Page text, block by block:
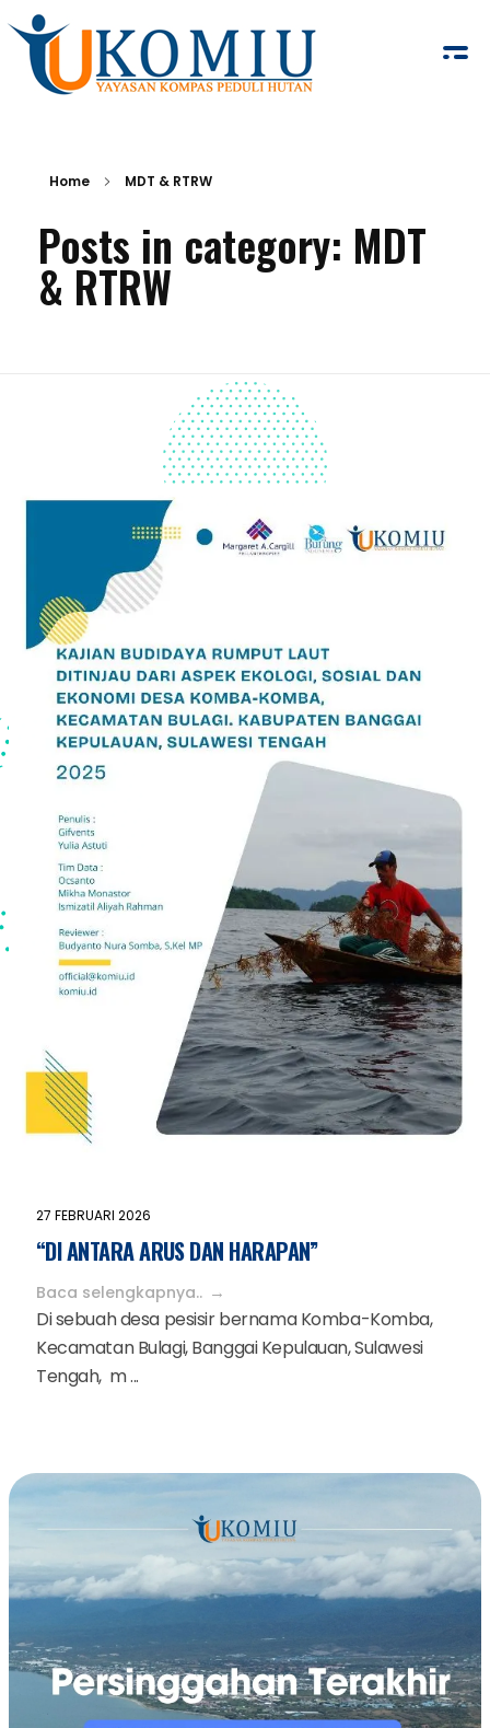
Home MDT & RTRW
Posts in category: MDT
& RTRW
27 FEBRUARI 2026
“DI ANTARA ARUS DAN HARAPAN”
Baca selengkapnya..
Di sebuah desa pesisir bernama Komba-Komba,
Kecamatan Bulagi, Banggai Kepulauan, Sulawesi
Tengah, m ...